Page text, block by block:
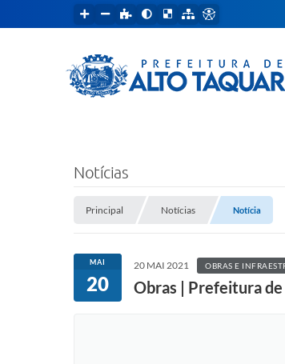
Notícias
Principal Notícias Notícia
MAI
20
20 MAI 2021 OBRAS E
Obras | Prefeitura